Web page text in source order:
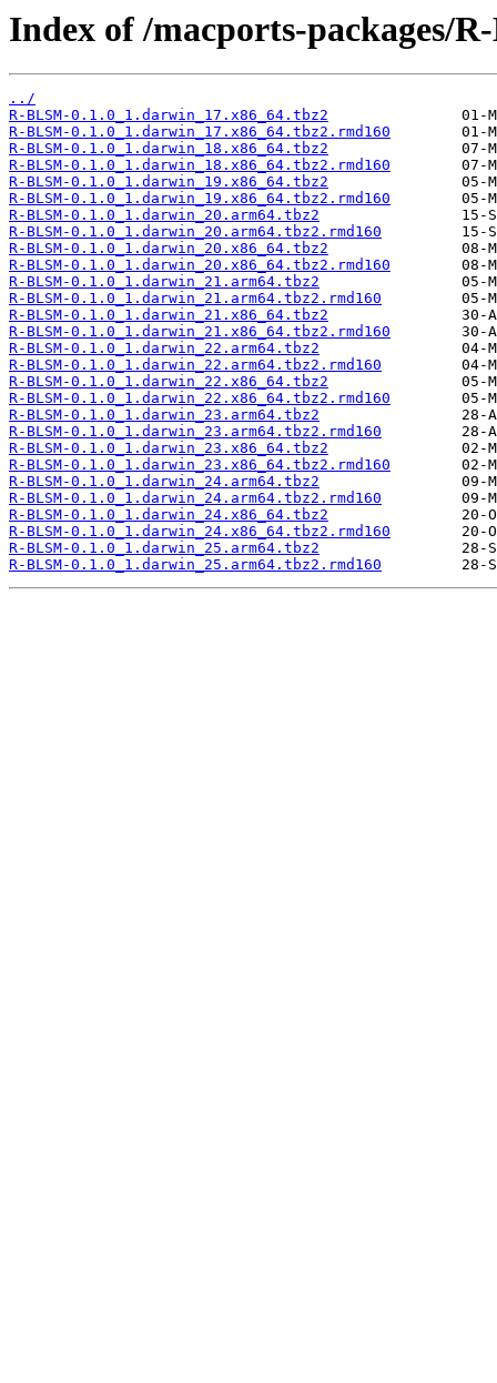
Index of /macports-packages/
../
R-BLSM-0.1.0_1.darwin_17.x86_64.tbz2
R-BLSM-0.1.0_1.darwin_17.x86_64.tbz2.rmd160
R-BLSM-0.1.0_1.darwin_18.x86_64.tbz2
R-BLSM-0.1.0_1.darwin_18.x86_64.tbz2.rmd160
R-BLSM-0.1.0_1.darwin_19.x86_64.tbz2
R-BLSM-0.1.0_1.darwin_19.x86_64.tbz2.rmd160
R-BLSM-0.1.0_1.darwin_20.arm64.tbz2
R-BLSM-0.1.0_1.darwin_20.arm64.tbz2.rmd160
R-BLSM-0.1.0_1.darwin_20.x86_64.tbz2
R-BLSM-0.1.0_1.darwin_20.x86_64.tbz2.rmd160
R-BLSM-0.1.0_1.darwin_21.arm64.tbz2
R-BLSM-0.1.0_1.darwin_21.arm64.tbz2.rmd160
R-BLSM-0.1.0_1.darwin_21.x86_64.tbz2
R-BLSM-0.1.0_1.darwin_21.x86_64.tbz2.rmd160
R-BLSM-0.1.0_1.darwin_22.arm64.tbz2
R-BLSM-0.1.0_1.darwin_22.arm64.tbz2.rmd160
R-BLSM-0.1.0_1.darwin_22.x86_64.tbz2
R-BLSM-0.1.0_1.darwin_22.x86_64.tbz2.rmd160
R-BLSM-0.1.0_1.darwin_23.arm64.tbz2
R-BLSM-0.1.0_1.darwin_23.arm64.tbz2.rmd160
R-BLSM-0.1.0_1.darwin_23.x86_64.tbz2
R-BLSM-0.1.0_1.darwin_23.x86_64.tbz2.rmd160
R-BLSM-0.1.0_1.darwin_24.arm64.tbz2
R-BLSM-0.1.0_1.darwin_24.arm64.tbz2.rmd160
R-BLSM-0.1.0_1.darwin_24.x86_64.tbz2
R-BLSM-0.1.0_1.darwin_24.x86_64.tbz2.rmd160
R-BLSM-0.1.0_1.darwin_25.arm64.tbz2
R-BLSM-0.1.0_1.darwin_25.arm64.tbz2.rmd160